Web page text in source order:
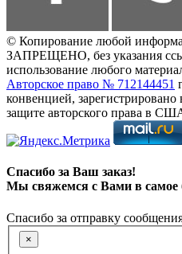
© Копирование любой
ЗАПРЕЩЕНО, без указания
использование любого
Авторское право № 712144451
конвенцией,
защите авторского права в
Спасибо за Ваш заказ!
Мы свяжемся с Вами в самое
Спасибо за отправку
×